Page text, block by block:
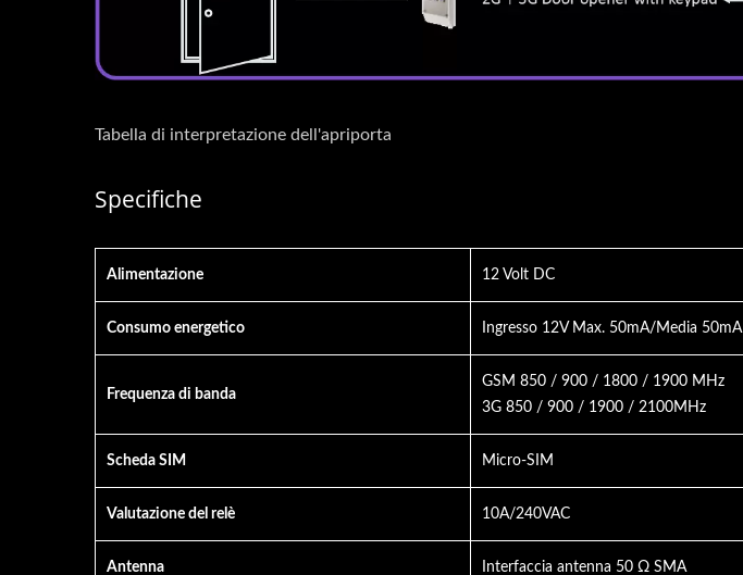
Tabella di interpretazione dell'apriporta
Specifiche
Alimentazione 12 Volt DC
Consumo energetico Ingresso 12V Max. 50mA/Media 50mA
Frequenza di banda
GSM 850 / 900 / 1800 / 1900 MHz
3G 850 / 900 / 1900 / 2100MHz
Scheda SIM Micro-SIM
Valutazione del relè 10A/240VAC
Antenna Interfaccia antenna 50 Ω SMA
Videocitofono
Telefono Di Servizio Per
Ascensori